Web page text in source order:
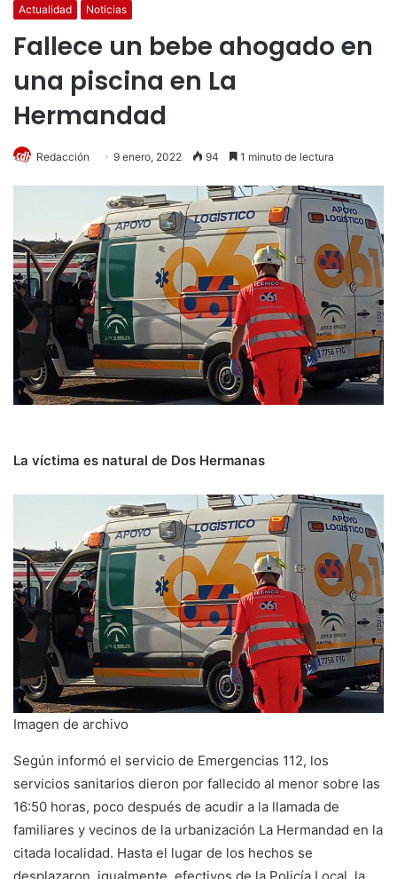
Actualidad Noticias
Fallece un bebe ahogado en
una piscina en La
Hermandad
Redacción 9 enero, 2022 94 1 minuto de lectura
La víctima es natural de Dos Hermanas
Imagen de archivo
Según informó el servicio de Emergencias 112, los
servicios sanitarios dieron por fallecido al menor sobre las
16:50 horas, poco después de acudir a la llamada de
familiares y vecinos de la urbanización La Hermandad en la
citada localidad. Hasta el lugar de los hechos se